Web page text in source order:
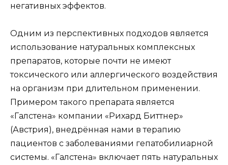
негативных эффектов.
Одним из перспективных подходов является
использование натуральных комплексных
препаратов, которые почти не имеют
токсического или аллергического воздействия
на организм при длительном применении.
Примером такого препарата является
«Галстена» компании «Рихард Биттнер»
(Австрия), внедрённая нами в терапию
пациентов с заболеваниями гепатобилиарной
системы. «Галстена» включает пять натуральных